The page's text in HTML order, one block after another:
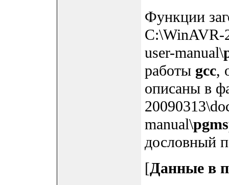
Функции
C:\WinAVR-
user-manual\
работы gcc,
описаны в
manual\
дословный
[Данные в